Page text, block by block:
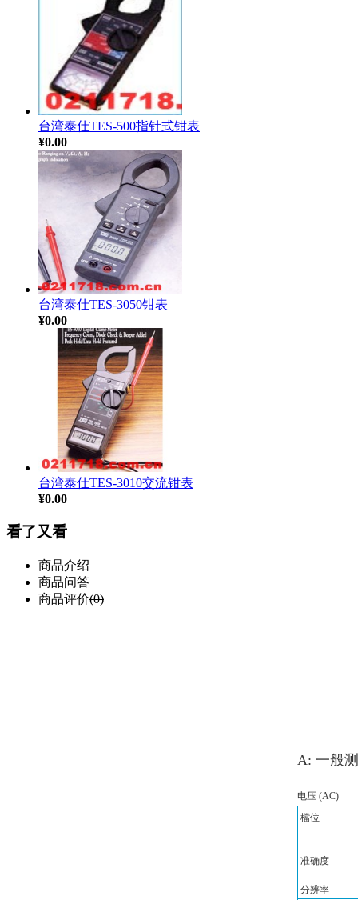
台湾泰仕TES-500指针式钳表
¥0.00
台湾泰仕TES-3050钳表
¥0.00
台湾泰仕TES-3010交流钳表
¥0.00
看了又看
商品介绍
商品问答
商品评价(0)
A: 一般
电压 (AC)
檔位
准确度
分辨率